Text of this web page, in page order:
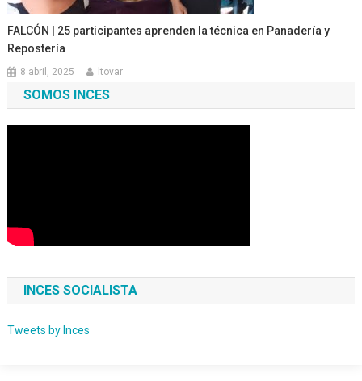
FALCÓN | 25 participantes aprenden la técnica en Panadería y
Repostería
8 abril, 2025 ltovar
SOMOS INCES
INCES SOCIALISTA
Tweets by Inces